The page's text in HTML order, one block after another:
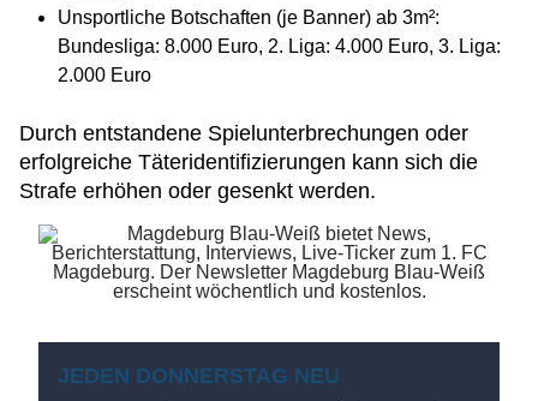
Unsportliche Botschaften (je Banner) ab 3m²:
Bundesliga: 8.000 Euro, 2. Liga: 4.000 Euro, 3. Liga:
2.000 Euro
Durch entstandene Spielunterbrechungen oder
erfolgreiche Täteridentifizierungen kann sich die
Strafe erhöhen oder gesenkt werden.
JEDEN DONNERSTAG NEU